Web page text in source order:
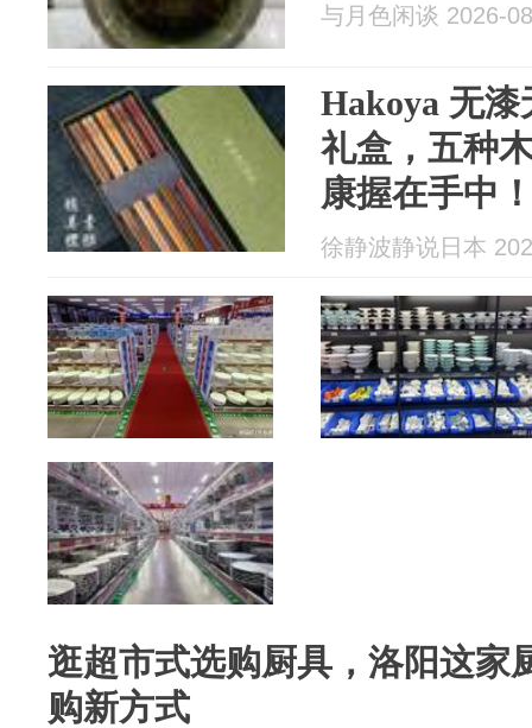
与月色闲谈 2026-
Hakoya 无
礼盒，五种
康握在手中
徐静波静说日本
逛超市式选购厨具，洛阳这家
购新方式